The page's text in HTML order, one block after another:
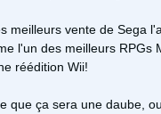
meilleurs vente de Sega
l'un des meilleurs RPGs
réédition Wii!
que ça sera une daube,